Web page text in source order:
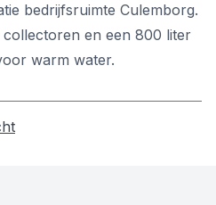
bedrijfsruimte Culemborg.
en een 800 liter
warm water.